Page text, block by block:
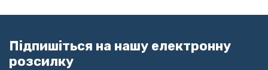
Підпишіться на нашу електронну
розсилку